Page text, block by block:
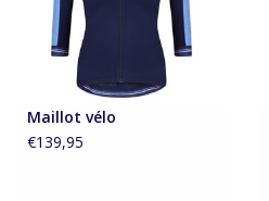
Maillot vélo
€139,95